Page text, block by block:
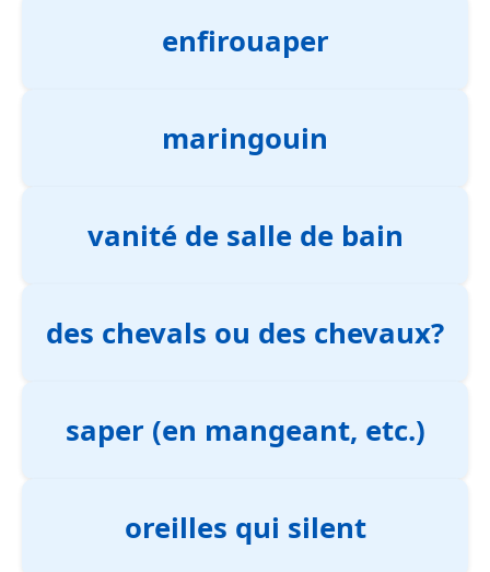
enfirouaper
maringouin
vanité de salle de bain
des chevals ou des chevaux?
saper (en mangeant, etc.)
oreilles qui silent